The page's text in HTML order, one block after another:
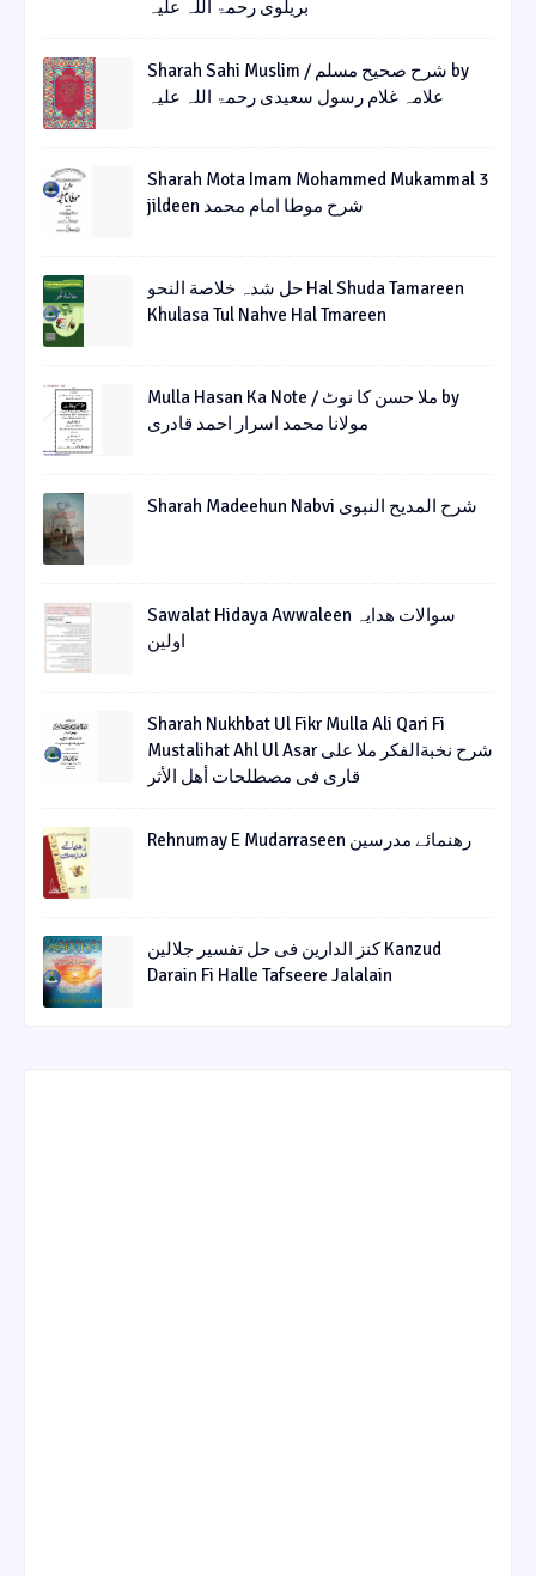
بریلوی رحمۃ اللہ علیہ
Sharah Sahi Muslim / شرح صحیح مسلم by
علامہ غلام رسول سعیدی رحمۃ اللہ علیہ
Sharah Mota Imam Mohammed Mukammal 3
jildeen شرح موطا امام محمد
حل شدہ خلاصة النحو Hal Shuda Tamareen
Khulasa Tul Nahve Hal Tmareen
Mulla Hasan Ka Note / ملا حسن کا نوٹ by
مولانا محمد اسرار احمد قادری
Sharah Madeehun Nabvi شرح المدیح النبوی
Sawalat Hidaya Awwaleen سوالات ھدایہ
اولین
Sharah Nukhbat Ul Fikr Mulla Ali Qari Fi
Mustalihat Ahl Ul Asar شرح نخبةالفکر ملا علی
قاری فی مصطلحات أھل الأثر
Rehnumay E Mudarraseen رهنمائے مدرسین
کنز الدارین فی حل تفسیر جلالین Kanzud
Darain Fi Halle Tafseere Jalalain